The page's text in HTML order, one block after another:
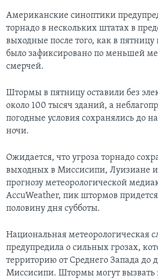
Американские синоптики
торнадо в нескольких штатах в
выходные после того, как в
было зафиксировано по меньшей
смерчей.
Штормы в пятницу оставили без
около 100 тысяч зданий, а
погодные условия сохранялись до
ночи.
Ожидается, что угроза торнадо
выходных в Миссисипи, Луизиане
прогнозу метеорологической
AccuWeather, пик штормов
половину дня субботы.
Национальная метеорологическая
предупредила о сильных грозах,
территорию от Среднего Запада до
Миссисипи. Штормы могут вызвать